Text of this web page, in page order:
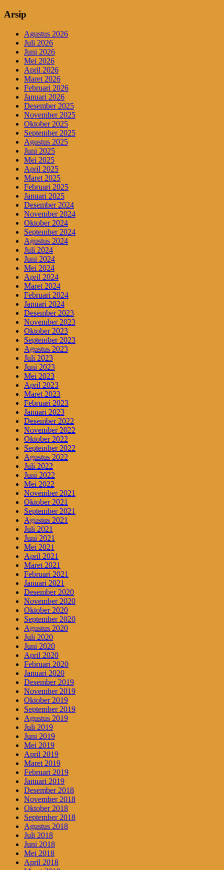
Arsip
Agustus 2026
Juli 2026
Juni 2026
Mei 2026
April 2026
Maret 2026
Februari 2026
Januari 2026
Desember 2025
November 2025
Oktober 2025
September 2025
Agustus 2025
Juni 2025
Mei 2025
April 2025
Maret 2025
Februari 2025
Januari 2025
Desember 2024
November 2024
Oktober 2024
September 2024
Agustus 2024
Juli 2024
Juni 2024
Mei 2024
April 2024
Maret 2024
Februari 2024
Januari 2024
Desember 2023
November 2023
Oktober 2023
September 2023
Agustus 2023
Juli 2023
Juni 2023
Mei 2023
April 2023
Maret 2023
Februari 2023
Januari 2023
Desember 2022
November 2022
Oktober 2022
September 2022
Agustus 2022
Juli 2022
Juni 2022
Mei 2022
November 2021
Oktober 2021
September 2021
Agustus 2021
Juli 2021
Juni 2021
Mei 2021
April 2021
Maret 2021
Februari 2021
Januari 2021
Desember 2020
November 2020
Oktober 2020
September 2020
Agustus 2020
Juli 2020
Juni 2020
April 2020
Februari 2020
Januari 2020
Desember 2019
November 2019
Oktober 2019
September 2019
Agustus 2019
Juli 2019
Juni 2019
Mei 2019
April 2019
Maret 2019
Februari 2019
Januari 2019
Desember 2018
November 2018
Oktober 2018
September 2018
Agustus 2018
Juli 2018
Juni 2018
Mei 2018
April 2018